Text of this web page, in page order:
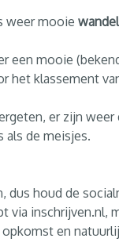
weer mooie
een mooie
het klassement
er zijn
de meisjes.
dus houd de
via inschrijven.nl,
en